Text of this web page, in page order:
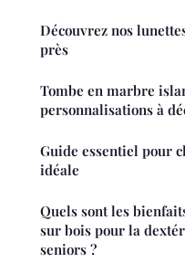
Découvrez nos
près
Tombe en marbre
personnalisations à
Guide essentiel pour
idéale
Quels sont les
sur bois pour la
seniors ?